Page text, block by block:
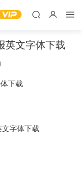
英文字体下载
字体下载